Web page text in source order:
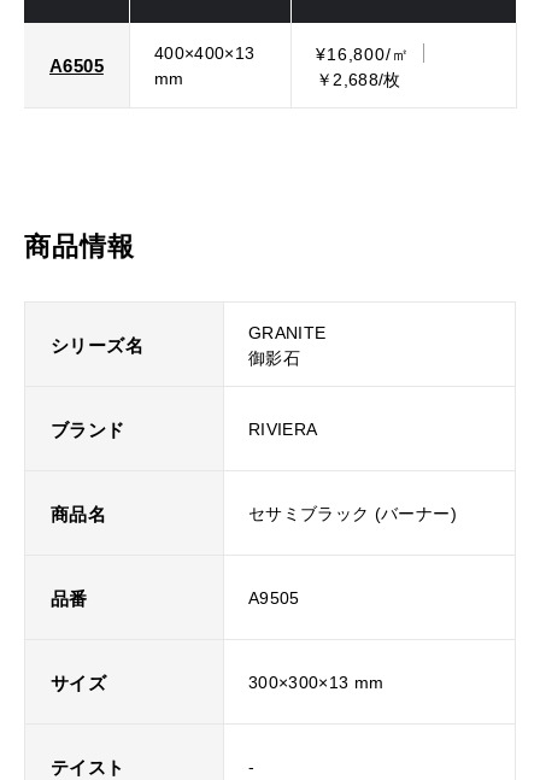
A6505
400×400×13
mm
¥16,800/㎡
￥2,688/枚
商品情報
シリーズ名
GRANITE
御影石
ブランド RIVIERA
商品名 セサミブラック (バーナー)
品番 A9505
サイズ 300×300×13 mm
テイスト -